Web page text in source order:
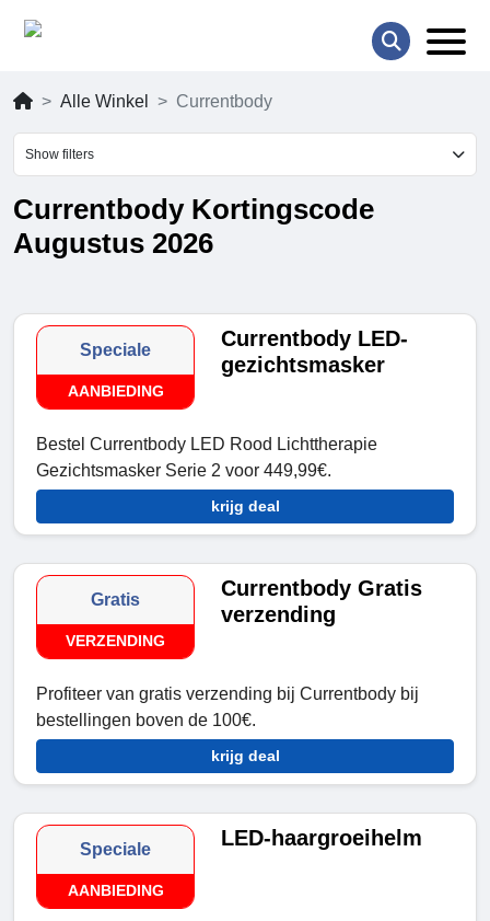
Alle Winkel Currentbody
Show filters
Currentbody Kortingscode
Augustus 2026
Speciale
AANBIEDING
Currentbody LED-
gezichtsmasker
Bestel Currentbody LED Rood Lichttherapie
Gezichtsmasker Serie 2 voor 449,99€.
krijg deal
Gratis
VERZENDING
Currentbody Gratis
verzending
Profiteer van gratis verzending bij Currentbody bij
bestellingen boven de 100€.
krijg deal
Speciale
AANBIEDING
LED-haargroeihelm